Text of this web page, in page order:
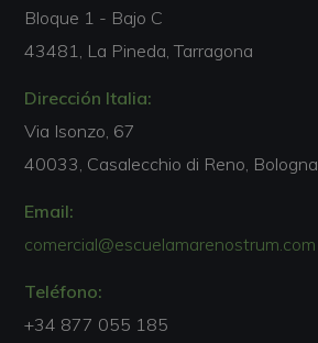
Bloque 1 - Bajo C
43481, La Pineda, Tarragona
Dirección Italia:
Via Isonzo, 67
40033, Casalecchio di Reno, Bologna
Email:
comercial@escuelamarenostrum.com
Teléfono:
+34 877 055 185